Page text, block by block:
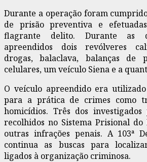
Durante a operação foram
de prisão preventiva e
flagrante delito. Durante as
apreendidos dois revólveres
drogas, balaclava, balanças de
celulares, um veículo Siena e a
O veículo apreendido era
para a prática de crimes como
homicídios. Três dos
recolhidos no Sistema Prisional
outras infrações penais. A 103ª
continua as buscas para
ligados à organização criminosa.